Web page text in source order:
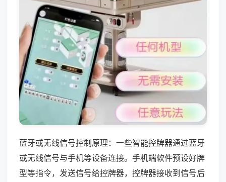
蓝牙或无线信号控制原理：一些智能控牌器通过蓝牙
或无线信号与手机等设备连接。手机端软件预设好牌
型等指令，发送信号给控牌器，控牌器接收到信号后